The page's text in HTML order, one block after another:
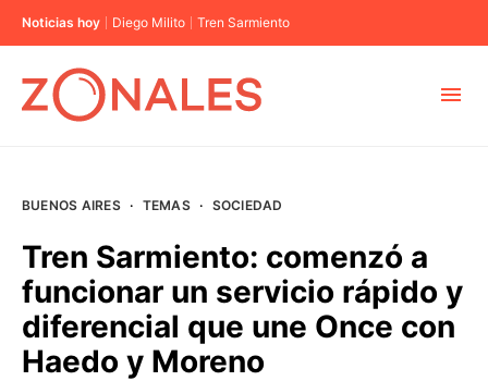
Noticias hoy Diego Milito Tren Sarmiento
BUENOS AIRES
PROVINCIAS
BUENOS AIRES · TEMAS · SOCIEDAD
Tren Sarmiento: comenzó a
funcionar un servicio rápido y
diferencial que une Once con
Haedo y Moreno